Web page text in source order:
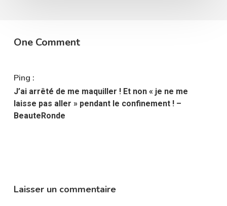
One Comment
Ping :
J’ai arrêté de me maquiller ! Et non « je ne me
laisse pas aller » pendant le confinement ! –
BeauteRonde
Laisser un commentaire